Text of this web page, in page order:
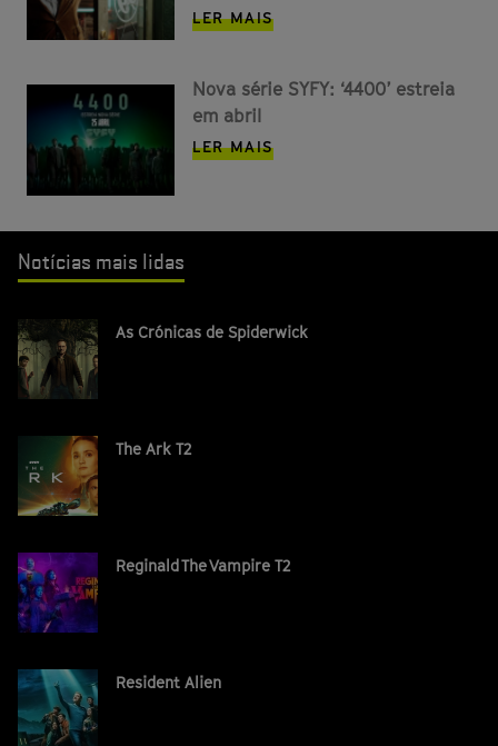
LER MAIS
Nova série SYFY: ‘4400’ estreia
em abril
LER MAIS
Notícias mais lidas
As Crónicas de Spiderwick
The Ark T2
Reginald The Vampire T2
Resident Alien